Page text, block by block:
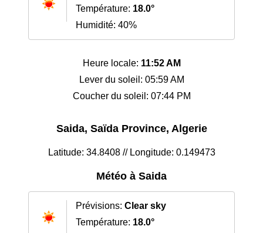
Température: 18.0°
Humidité: 40%
Heure locale: 11:52 AM
Lever du soleil: 05:59 AM
Coucher du soleil: 07:44 PM
Saida, Saïda Province, Algerie
Latitude: 34.8408 // Longitude: 0.149473
Météo à Saida
Prévisions: Clear sky
Température: 18.0°